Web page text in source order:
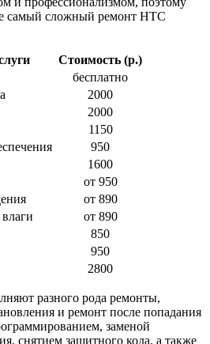
самый сложный ремонт HTC
Стоимость (р.)
бесплатно
2000
2000
1150
950
1600
от 950
от 890
от 890
850
950
2800
разного рода ремонты,
и ремонт после попадания
заменой
снятием защитного кода, а также